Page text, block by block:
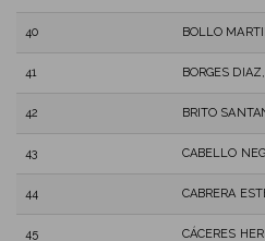
40 BOLLO
41 BORGES
42 BRITO
43 CABELLO
44 CABRERA
45 CÁCERES